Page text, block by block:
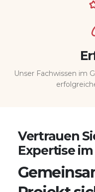
Unser Fachwissen im
Vertrauen
Expertise